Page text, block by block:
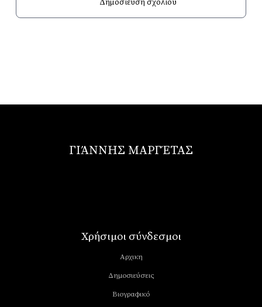
ΓΙΆΝΝΗΣ ΜΑΡΓΈΤΑΣ
Χρήσιμοι σύνδεσμοι
Αρχικη
Δημοσιεύσεις
Βιογραφικό